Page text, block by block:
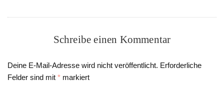
Schreibe einen Kommentar
Deine E-Mail-Adresse wird nicht veröffentlicht. Erforderliche
Felder sind mit * markiert